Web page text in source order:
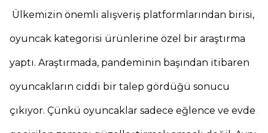
Ülkemizin önemli alışveriş platformlarından birisi,
oyuncak kategorisi ürünlerine özel bir araştırma
yaptı. Araştırmada, pandeminin başından itibaren
oyuncakların ciddi bir talep gördüğü sonucu
çıkıyor. Çünkü oyuncaklar sadece eğlence ve evde